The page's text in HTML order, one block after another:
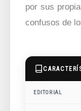
por sus
confusos de
EDITORIAL